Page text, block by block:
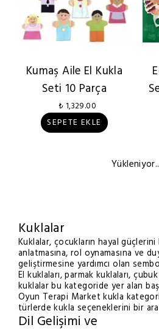
Kumaş Aile El Kukla
Seti 10 Parça
₺ 1,329.00
SEPETE EKLE
Kuklalar
Kuklalar, çocukların hayal
anlatmasına, rol oynamasına ve
geliştirmesine yardımcı olan
El kuklaları, parmak kuklaları,
kuklalar bu kategoride yer alan
Oyun Terapi Market kukla
türlerde kukla seçeneklerini bir
Dil Gelişimi ve